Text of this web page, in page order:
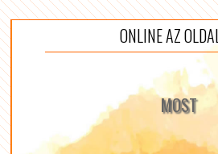
ONLINE AZ
MOST